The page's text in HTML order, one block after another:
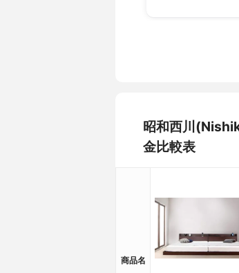
昭和西川
金比較表
商品名